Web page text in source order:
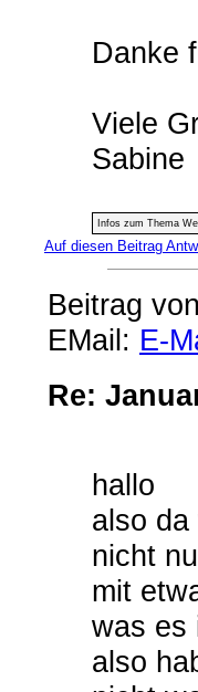
Danke
Viele
Sabine
Infos zum Thema
Auf diesen Beitrag
Beitrag von
EMail: E-
Re:
hallo
also
nicht
mit
was es
also